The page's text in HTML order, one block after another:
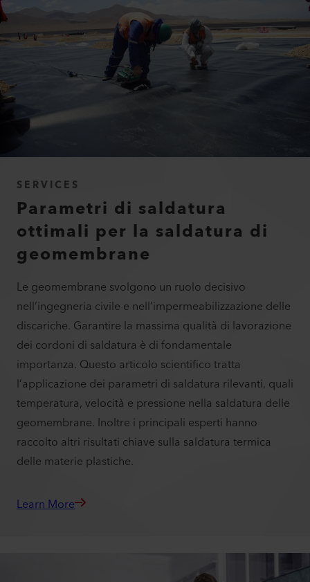
SERVICES
Parametri di saldatura
ottimali per la saldatura di
geomembrane
Le geomembrane svolgono un ruolo decisivo
nell’ingegneria civile e nell’impermeabilizzazione delle
discariche. Garantire la massima qualità di lavorazione
dei cordoni di saldatura è di fondamentale
importanza. Questo articolo scientifico tratta
l’applicazione dei parametri di saldatura rilevanti, quali
temperatura, velocità e pressione nella saldatura delle
geomembrane. Inoltre i principali esperti hanno
raccolto altri risultati chiave sulla saldatura termica
delle materie plastiche.
Learn More